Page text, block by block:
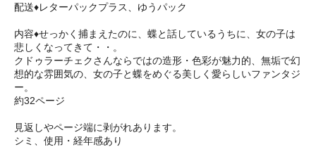
配送♦レターパックプラス、ゆうパック
内容♦せっかく捕まえたのに、蝶と話しているうちに、女の子は
悲しくなってきて・・。
クドゥラーチェクさんならではの造形・色彩が魅力的、無垢で幻
想的な雰囲気の、女の子と蝶をめぐる美しく愛らしいファンタジ
ー。
約32ページ
見返しやページ端に剥がれあります。
シミ、使用・経年感あり